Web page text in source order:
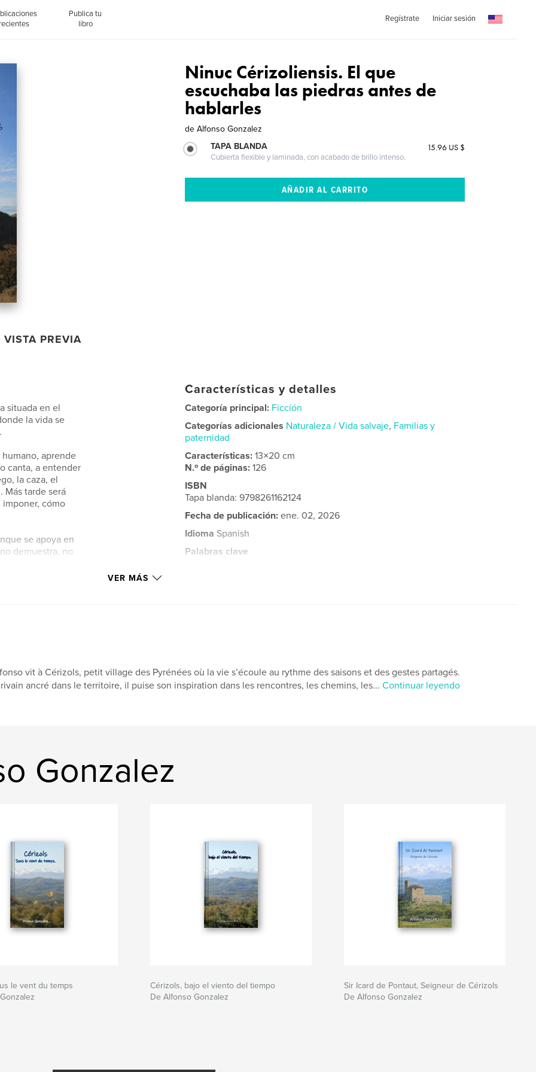
recientes
Publica tu
libro
Regístrate Iniciar sesión
VISTA PREVIA
Ninuc Cérizoliensis. El que
escuchaba las piedras antes de
hablarles
de Alfonso Gonzalez
TAPA BLANDA
Cubierta flexible y laminada, con acabado de brillo intenso.
15.96 US $
situada en el
la vida se
aprende
canta, a entender
la caza, el
Más tarde será
imponer, cómo
se apoya en
demuestra, no
lector entra en
sin discurso,
con la
no es símbolo,
Características y detalles
Categoría principal: Ficción
Categorías adicionales Naturaleza / Vida salvaje, Familias y
paternidad
Características:13×20 cm
N.º de páginas:126
ISBN
Tapa blanda: 9798261162124
Fecha de publicación: ene. 02, 2026
Idioma Spanish
Palabras clave
VER MÁS
vit à Cérizols, petit village des Pyrénées où la vie s’écoule au rythme des saisons et des gestes partagés.
ancré dans le territoire, il puise son inspiration dans les rencontres, les chemins, les... Continuar leyendo
Gonzalez
le vent du temps
Cérizols, bajo el viento del tiempo
De Alfonso Gonzalez
Sir Icard de Pontaut, Seigneur de Cérizols
De Alfonso Gonzalez